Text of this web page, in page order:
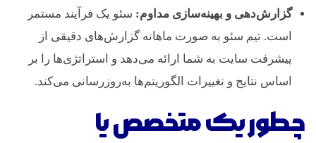
گزارش‌دهی و بهینه‌سازی مداوم: سئو یک فرآیند مستمر
است. تیم سئو به صورت ماهانه گزارش‌های دقیقی از
پیشرفت سایت به شما ارائه می‌دهد و استراتژی‌ها را بر
اساس نتایج و تغییرات الگوریتم‌ها به‌روزرسانی می‌کند.
چطور یک متخصص یا